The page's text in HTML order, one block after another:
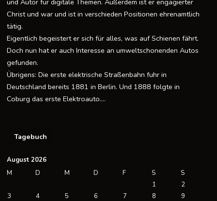
und Autor für digitale Themen. Außerdem ist er engagierter
Christ und war und ist in verschieden Positionen ehrenamtlich
tätig.
Eigentlich begeistert er sich für alles, was auf Schienen fährt.
Doch nun hat er auch Interesse an umweltschonenden Autos
gefunden.
Übrigens: Die erste elektrische Straßenbahn fuhr in
Deutschland bereits 1881 in Berlin. Und 1888 folgte in
Coburg das erste Elektroauto….
Tagebuch
August 2026
M
D M D F S
S
1
2
3
4 5 6 7 8
9